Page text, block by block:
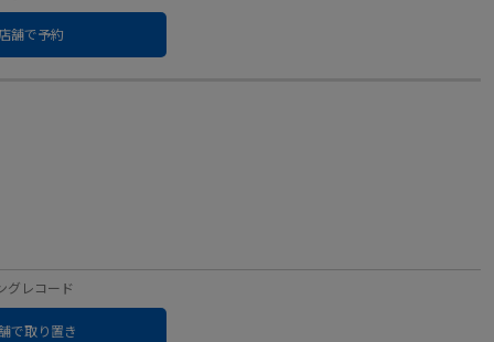
店舗で予約
グレコード
で取り置き